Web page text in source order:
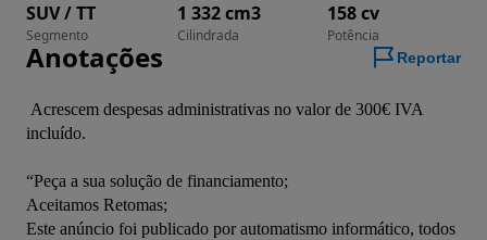
SUV / TT
Segmento
1 332 cm3
Cilindrada
158 cv
Potência
Anotações Reportar
incluído.
“Peça a sua solução de financiamento;
Aceitamos Retomas;
Este anúncio foi publicado por automatismo informático, todos